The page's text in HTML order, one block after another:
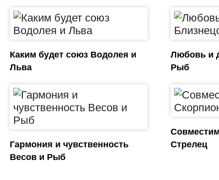
Каким будет союз Водолея и
Льва
Любовь и
Рыб
Гармония и чувственность
Весов и Рыб
Стрелец